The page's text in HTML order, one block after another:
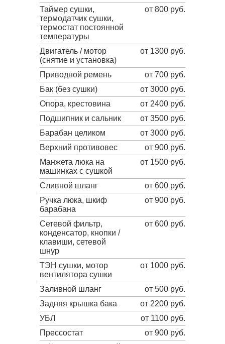
Таймер сушки,
термодатчик сушки,
термостат постоянной
температуры
от 800 руб.
Двигатель / мотор
(снятие и установка)
от 1300 руб.
Приводной ремень
от 700 руб.
Бак (без сушки)
от 3000 руб.
Опора, крестовина
от 2400 руб.
Подшипник и сальник
от 3500 руб.
Барабан целиком
от 3000 руб.
Верхний противовес
от 900 руб.
Манжета люка на
машинках с сушкой
от 1500 руб.
Сливной шланг
от 600 руб.
Ручка люка, шкиф
барабана
от 900 руб.
Сетевой фильтр,
конденсатор, кнопки /
клавиши, сетевой
шнур
от 600 руб.
ТЭН сушки, мотор
вентилятора сушки
от 1000 руб.
Заливной шланг
от 500 руб.
Задняя крышка бака
от 2200 руб.
УБЛ
от 1100 руб.
Прессостат
от 900 руб.